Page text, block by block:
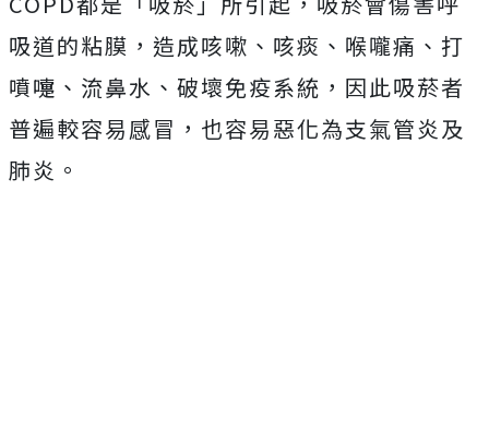
吸道的粘膜，造成咳嗽、咳痰、喉嚨痛、打
噴嚏、流鼻水、破壞免疫系統，因此吸菸者
普遍較容易感冒，也容易惡化為支氣管炎及
肺炎。